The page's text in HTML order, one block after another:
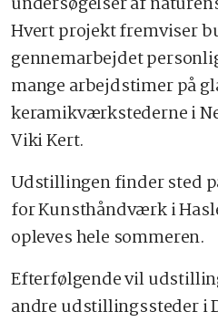
Hvert projekt fremviser
gennemarbejdet
mange arbejdstimer på
keramikværkstederne i
Viki Kert.
Udstillingen finder sted
for Kunsthåndværk i
opleves hele sommeren.
Efterfølgende vil
andre udstillingssteder i